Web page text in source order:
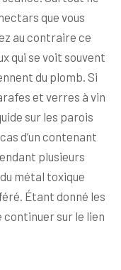
que vous
au contraire ce
qui se voit souvent
du plomb. Si
et verres à vin
sur les parois
d’un contenant
plusieurs
métal toxique
Étant donné les
sur le lien